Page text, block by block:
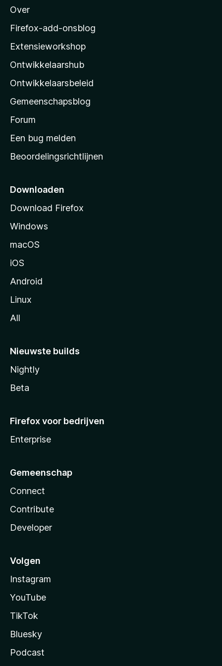
v
5
o
z
l
l
a
s
s
t
r
p
g
i
Over
Firefox-add-onsblog
Extensieworkshop
Ontwikkelaarshub
Ontwikkelaarsbeleid
Gemeenschapsblog
Forum
Een bug melden
Beoordelingsrichtlijnen
Downloaden
Download Firefox
Windows
macOS
iOS
Android
Linux
All
Nieuwste builds
Nightly
Beta
Firefox voor bedrijven
Enterprise
Gemeenschap
Connect
Contribute
Developer
Volgen
Instagram
YouTube
TikTok
Bluesky
Podcast